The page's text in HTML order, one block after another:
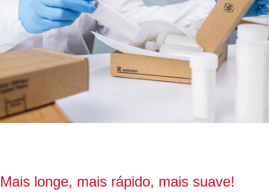
Mais longe, mais rápido, mais suave!